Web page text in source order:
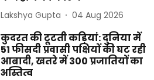
Lakshya Gupta 04 Aug 2026
कुदरत की टूटती कड़ियां: दुनिया में
51 फीसदी प्रवासी पक्षियों की घट रही
आबादी, खतरे में 300 प्रजातियों का
अस्तित्व